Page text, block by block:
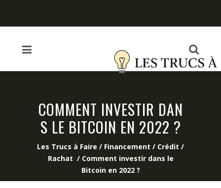
COMMENT INVESTIR DAN
S LE BITCOIN EN 2022 ?
Les Trucs à Faire / Financement / Crédit /
Rachat / Comment investir dans le
Bitcoin en 2022 ?